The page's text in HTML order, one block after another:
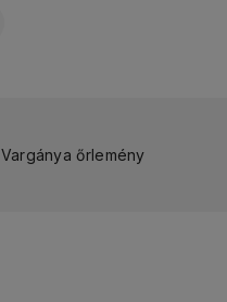
Vargánya őrlemény